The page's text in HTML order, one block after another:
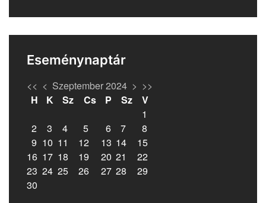
Eseménynaptár
<< < Szeptember 2024 > >>
H
K Sz Cs P Sz
V
1
2
3 4 5 6 7
8
9 10 11 12 13 14
15
16 17 18 19 20 21
22
23 24 25 26 27 28
29
30